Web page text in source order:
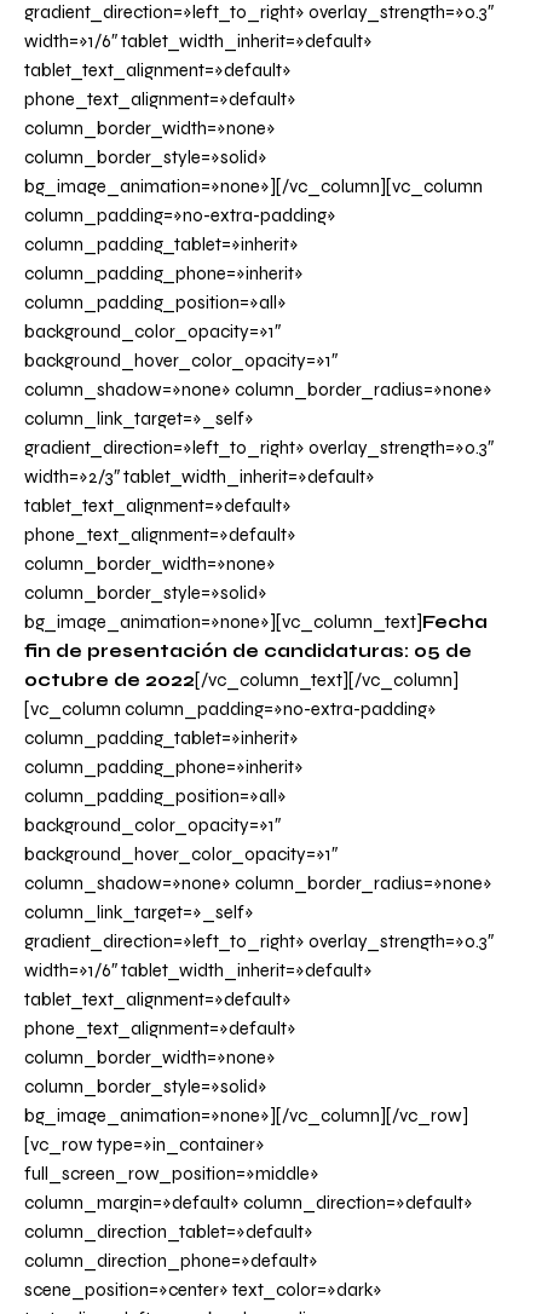
gradient_direction=»left_to_right» overlay_strength=»0.3″
width=»1/6″ tablet_width_inherit=»default»
tablet_text_alignment=»default»
phone_text_alignment=»default»
column_border_width=»none»
column_border_style=»solid»
bg_image_animation=»none»][/vc_column][vc_column
column_padding=»no-extra-padding»
column_padding_tablet=»inherit»
column_padding_phone=»inherit»
column_padding_position=»all»
background_color_opacity=»1″
background_hover_color_opacity=»1″
column_shadow=»none» column_border_radius=»none»
column_link_target=»_self»
gradient_direction=»left_to_right» overlay_strength=»0.3″
width=»2/3″ tablet_width_inherit=»default»
tablet_text_alignment=»default»
phone_text_alignment=»default»
column_border_width=»none»
column_border_style=»solid»
bg_image_animation=»none»][vc_column_text]Fecha
fin de presentación de candidaturas: 05 de
octubre de 2022[/vc_column_text][/vc_column]
[vc_column column_padding=»no-extra-padding»
column_padding_tablet=»inherit»
column_padding_phone=»inherit»
column_padding_position=»all»
background_color_opacity=»1″
background_hover_color_opacity=»1″
column_shadow=»none» column_border_radius=»none»
column_link_target=»_self»
gradient_direction=»left_to_right» overlay_strength=»0.3″
width=»1/6″ tablet_width_inherit=»default»
tablet_text_alignment=»default»
phone_text_alignment=»default»
column_border_width=»none»
column_border_style=»solid»
bg_image_animation=»none»][/vc_column][/vc_row]
[vc_row type=»in_container»
full_screen_row_position=»middle»
column_margin=»default» column_direction=»default»
column_direction_tablet=»default»
column_direction_phone=»default»
scene_position=»center» text_color=»dark»